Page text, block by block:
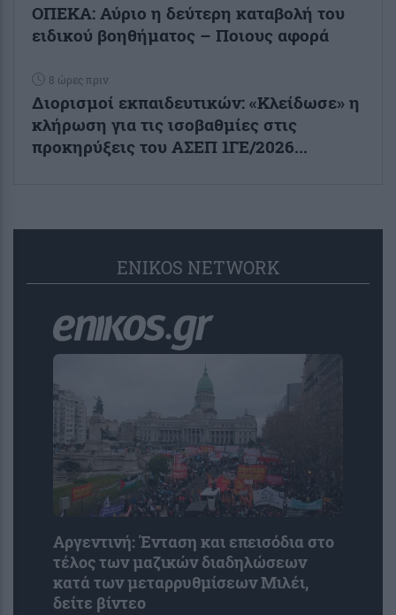
ΟΠΕΚΑ: Αύριο η δεύτερη καταβολή του
ειδικού βοηθήματος – Ποιους αφορά
8 ώρες πριν
Διορισμοί εκπαιδευτικών: «Κλείδωσε» η
κλήρωση για τις ισοβαθμίες στις
προκηρύξεις του ΑΣΕΠ 1ΓΕ/2026...
ENIKOS NETWORK
Αργεντινή: Ένταση και επεισόδια στο
τέλος των μαζικών διαδηλώσεων
κατά των μεταρρυθμίσεων Μιλέι,
δείτε βίντεο